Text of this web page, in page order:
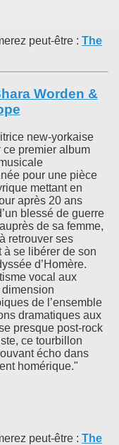
peut-être : The
Worden &
new-yorkaise
ce premier album
pour une pièce
mettant en
après 20 ans
blessé de guerre
de sa femme,
retrouver ses
à se libérer de son
d’Homère.
vocal aux
de l’ensemble
dramatiques aux
presque post-rock
ce tourbillon
écho dans
homérique."
peut-être : The